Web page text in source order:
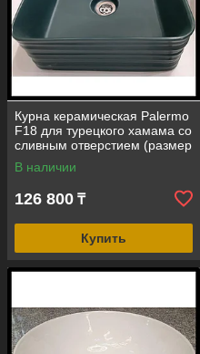
Курна керамическая Palermo
F18 для турецкого хамама со
сливным отверстием (размер
= 390*390 мм)
В наличии
126 800 ₸
Купить